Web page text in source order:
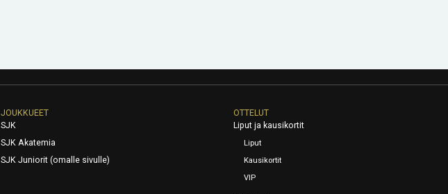
JOUKKUEET
SJK
SJK Akatemia
SJK Juniorit (omalle sivulle)
OTTELUT
Liput ja kausikortit
Liput
Kausikortit
VIP